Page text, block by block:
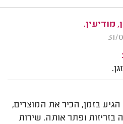
מודיעין.
בזמן, הכיר את המוצרים,
ופתר אותה. שירות